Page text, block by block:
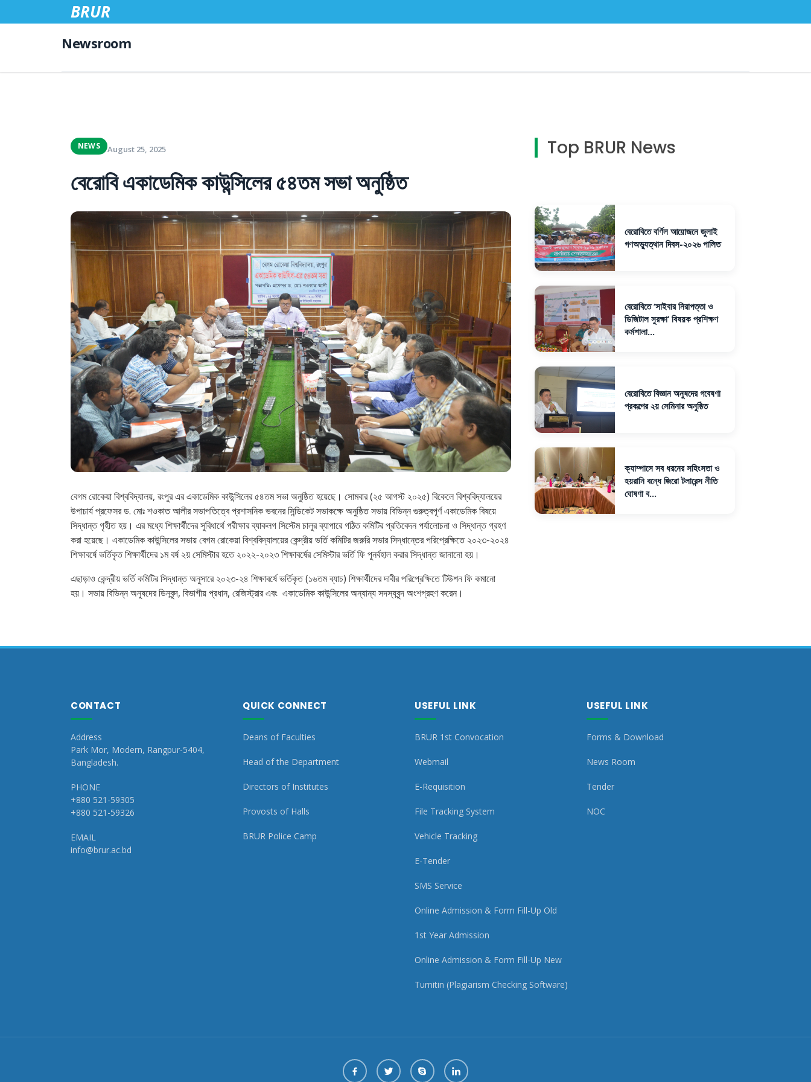
BRUR
Newsroom
NEWS August 25, 2025
বেরোবি একাডেমিক কাউন্সিলের ৫৪তম সভা অনুষ্ঠিত
বেগম রোকেয়া বিশ্ববিদ্যালয়, রংপুর এর একাডেমিক কাউন্সিলের ৫৪তম সভা অনুষ্ঠিত হয়েছে। সোমবার (২৫ আগস্ট ২০২৫) বিকেলে বিশ্ববিদ্যালয়ের
উপাচার্য প্রফেসর ড. মোঃ শওকাত আলীর সভাপতিত্বে প্রশাসনিক ভবনের সিন্ডিকেট সভাকক্ষে অনুষ্ঠিত সভায় বিভিন্ন গুরুত্বপূর্ণ একাডেমিক বিষয়ে
সিদ্ধান্ত গৃহীত হয়। এর মধ্যে শিক্ষার্থীদের সুবিধার্থে পরীক্ষার ব্যাকলগ সিস্টেম চালুর ব্যাপারে গঠিত কমিটির প্রতিবেদন পর্যালোচনা ও সিদ্ধান্ত গ্রহণ
করা হয়েছে। একাডেমিক কাউন্সিলের সভায় বেগম রোকেয়া বিশ্ববিদ্যালয়ের কেন্দ্রীয় ভর্তি কমিটির জরুরি সভার সিদ্ধান্তের পরিপ্রেক্ষিতে ২০২৩-২০২৪
শিক্ষাবর্ষে ভর্তিকৃত শিক্ষার্থীদের ১ম বর্ষ ২য় সেমিস্টার হতে ২০২২-২০২৩ শিক্ষাবর্ষের সেমিস্টার ভর্তি ফি পুনর্বহাল করার সিদ্ধান্ত জানানো হয়।
এছাড়াও কেন্দ্রীয় ভর্তি কমিটির সিদ্ধান্ত অনুসারে ২০২৩-২৪ শিক্ষাবর্ষে ভর্তিকৃত (১৬তম ব্যাচ) শিক্ষার্থীদের দাবীর পরিপ্রেক্ষিতে টিউশন ফি কমানো
হয়। সভায় বিভিন্ন অনুষদের ডিনবৃন্দ, বিভাগীয় প্রধান, রেজিস্ট্রার এবং একাডেমিক কাউন্সিলের অন্যান্য সদস্যবৃন্দ অংশগ্রহণ করেন।
Top BRUR News
বেরোবিতে বর্ণিল আয়োজনে জুলাই
গণঅভ্যুত্থান দিবস-২০২৬ পালিত
বেরোবিতে ‘সাইবার নিরাপত্তা ও
ডিজিটাল সুরক্ষা’ বিষয়ক প্রশিক্ষণ
কর্মশালা...
বেরোবিতে বিজ্ঞান অনুষদের গবেষণা
প্রকল্পের ২য় সেমিনার অনুষ্ঠিত
ক্যাম্পাসে সব ধরনের সহিংসতা ও
হয়রানি বন্ধে জিরো টলারেন্স নীতি
ঘোষণা ব...
CONTACT
Address
Park Mor, Modern, Rangpur-5404,
Bangladesh.
PHONE
+880 521-59305
+880 521-59326
EMAIL
info@brur.ac.bd
QUICK CONNECT
Deans of Faculties
Head of the Department
Directors of Institutes
Provosts of Halls
BRUR Police Camp
USEFUL LINK
BRUR 1st Convocation
Webmail
E-Requisition
File Tracking System
Vehicle Tracking
E-Tender
SMS Service
Online Admission & Form Fill-Up Old
1st Year Admission
Online Admission & Form Fill-Up New
Turnitin (Plagiarism Checking Software)
USEFUL LINK
Forms & Download
News Room
Tender
NOC